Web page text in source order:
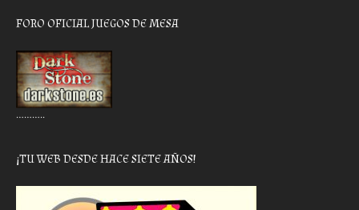
FORO OFICIAL JUEGOS DE MESA
………..
¡TU WEB DESDE HACE SIETE AÑOS!